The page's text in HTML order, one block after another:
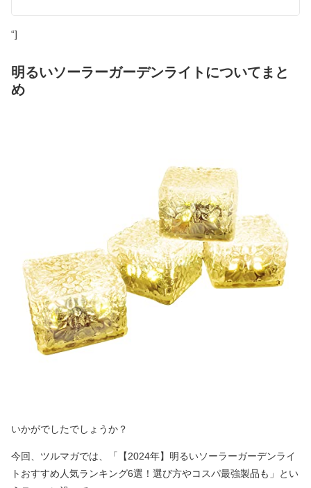
“]
明るいソーラーガーデンライトについてまと
め
いかがでしたでしょうか？
今回、ツルマガでは、「【2024年】明るいソーラーガーデンライ
トおすすめ人気ランキング6選！選び方やコスパ最強製品も」とい